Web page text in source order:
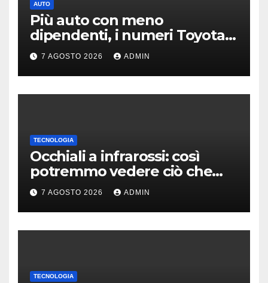
AUTO
Più auto con meno
dipendenti, i numeri Toyota
che “scuotono” Volkswagen
7 AGOSTO 2026 ADMIN
TECNOLOGIA
Occhiali a infrarossi: così
potremmo vedere ciò che
oggi è invisibile
7 AGOSTO 2026 ADMIN
TECNOLOGIA